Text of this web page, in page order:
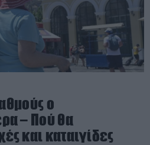
ο
– Πού θα
και καταιγίδες